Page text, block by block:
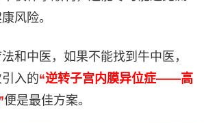
风险。
和中医，如果不能找到牛中医，
入的“逆转子宫内膜异位症——高
便是最佳方案。